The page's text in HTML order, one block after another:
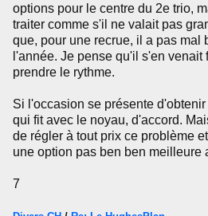
options pour le centre du 2e trio,
traiter comme s'il ne valait pas
que, pour une recrue, il a pas mal
l'année. Je pense qu'il s'en venait
prendre le rythme.
Si l'occasion se présente
qui fit avec le noyau, d'accord.
de régler à tout prix ce problème
une option pas ben ben meilleure
7